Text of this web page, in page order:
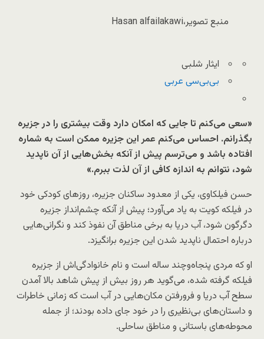
منبع تصویر،Hasan alfailakawi
ایثار شلبی
بی‌بی‌سی عربی
«سعی می‌کنم تا جایی که امکان دارد وقت بیشتری را در جزیره
بگذرانم. احساس می‌کنم عمر این جزیره ممکن است به شماره
افتاده باشد و می‌ترسم پیش از آنکه بخش‌هایی از آن ناپدید
شود، نتوانم به اندازه کافی از آن لذت ببرم.»
حسن فیلکاوی، یکی از معدود ساکنان جزیره، روزهای کودکی خود
در فیلکه کویت به یاد می‌آورد؛ پیش از آنکه چشم‌انداز جزیره
دگرگون شود، آب دریا به برخی مناطق آن نفوذ کند و نگرانی‌هایی
درباره احتمال ناپدید شدن این جزیره برانگیزد.
او که مردی پنجاه‌وچند ساله است و نام خانوادگی‌اش از جزیره
فیلکه گرفته شده، می‌گوید هر روز بیش از پیش شاهد بالا آمدن
سطح آب دریا و فرورفتن مکان‌هایی در آب است که زمانی خاطرات
و داستان‌های بی‌نظیری را در خود جای داده بودند؛ از جمله
محوطه‌های باستانی و مناطق ساحلی.